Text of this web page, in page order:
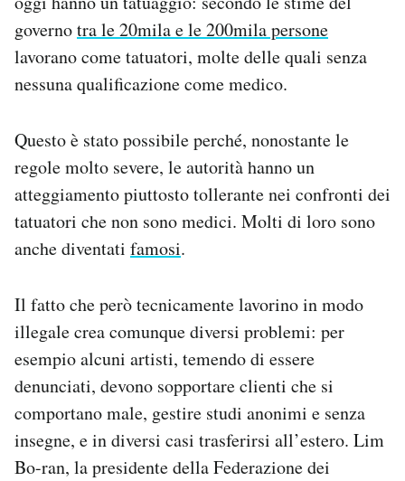
governotra le 20mila e le 200mila persone
lavorano come tatuatori, molte delle quali senza
nessuna qualificazione come medico.
Questo è stato possibile perché, nonostante le
regole molto severe, le autorità hanno un
atteggiamento piuttosto tollerante nei confronti dei
tatuatori che non sono medici. Molti di loro sono
anche diventati famosi.
Il fatto che però tecnicamente lavorino in modo
illegale crea comunque diversi problemi: per
esempio alcuni artisti, temendo di essere
denunciati, devono sopportare clienti che si
comportano male, gestire studi anonimi e senza
insegne, e in diversi casi trasferirsi all’estero. Lim
Bo-ran, la presidente della Federazione dei